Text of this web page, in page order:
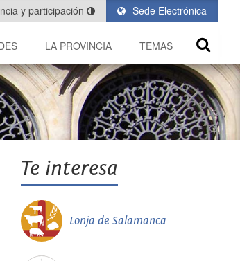
Sede Electrónica
y participación
LA PROVINCIA TEMAS
Te interesa
Lonja de Salamanca